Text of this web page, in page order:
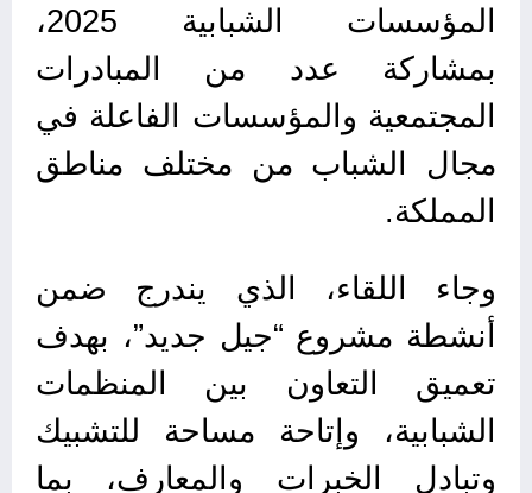
المؤسسات الشبابية 2025،
بمشاركة عدد من المبادرات
المجتمعية والمؤسسات الفاعلة في
مجال الشباب من مختلف مناطق
المملكة.
وجاء اللقاء، الذي يندرج ضمن
أنشطة مشروع “جيل جديد”، بهدف
تعميق التعاون بين المنظمات
الشبابية، وإتاحة مساحة للتشبيك
وتبادل الخبرات والمعارف، بما